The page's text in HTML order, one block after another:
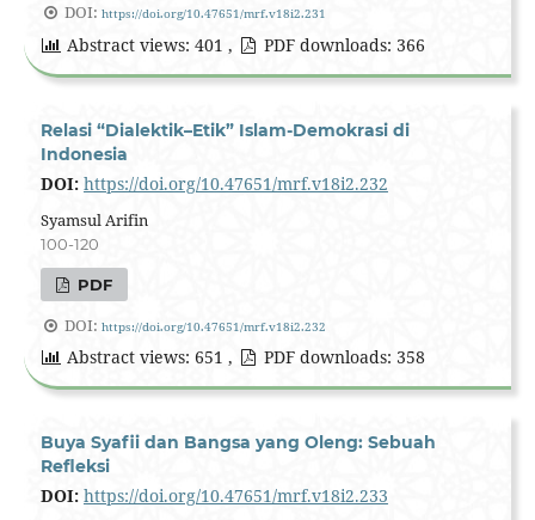
DOI: https://doi.org/10.47651/mrf.v18i2.231
Abstract views: 401 , PDF downloads: 366
Relasi “Dialektik–Etik” Islam-Demokrasi di
Indonesia
DOI: https://doi.org/10.47651/mrf.v18i2.232
Syamsul Arifin
100-120
PDF
DOI: https://doi.org/10.47651/mrf.v18i2.232
Abstract views: 651 , PDF downloads: 358
Buya Syafii dan Bangsa yang Oleng: Sebuah
Refleksi
DOI: https://doi.org/10.47651/mrf.v18i2.233